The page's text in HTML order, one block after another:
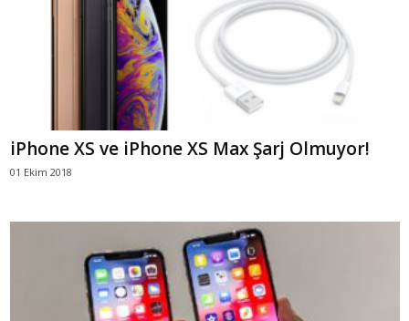
iPhone XS ve iPhone XS Max Şarj Olmuyor!
01 Ekim 2018